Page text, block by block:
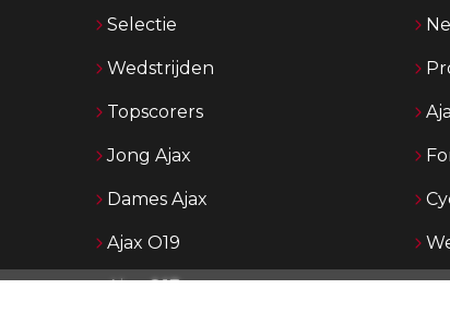
Selectie
Wedstrijden
Topscorers
Jong Ajax
Dames Ajax
Ajax O19
Ajax O17